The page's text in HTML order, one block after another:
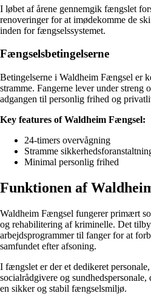
I løbet af årene gennemgik fængslet
renoveringer for at imødekomme de
inden for fængselssystemet.
Fængselsbetingelserne
Betingelserne i Waldheim Fængsel er
stramme. Fangerne lever under streng
adgangen til personlig frihed og
Key features of Waldheim Fængsel:
24-timers overvågning
Stramme
Minimal personlig frihed
Funktionen af
Waldheim Fængsel fungerer primært
og rehabilitering af kriminelle. Det
arbejdsprogrammer til fanger for at
samfundet efter afsoning.
I fængslet er der et dedikeret
socialrådgivere og
en sikker og stabil fængselsmiljø.